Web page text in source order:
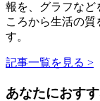
報を、グラフな
ころから生活の質
す。
記事一覧を見る >
あなたにおす